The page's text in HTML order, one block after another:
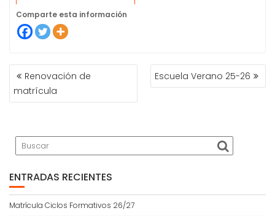
Comparte esta información
A
G
A
I
Ó
N
Renovación de
matrícula
Escuela Verano 25-26
ENTRADAS RECIENTES
Matrícula Ciclos Formativos 26/27